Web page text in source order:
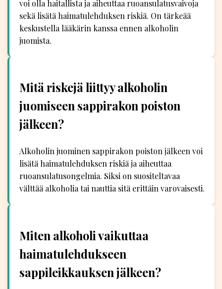
voi olla haitallista ja aiheuttaa ruoansulatusvaivoja
sekä lisätä haimatulehduksen riskiä. On tärkeää
keskustella lääkärin kanssa ennen alkoholin
juomista.
Mitä riskejä liittyy alkoholin
juomiseen sappirakon poiston
jälkeen?
Alkoholin juominen sappirakon poiston jälkeen voi
lisätä haimatulehduksen riskiä ja aiheuttaa
ruoansulatusongelmia. Siksi on suositeltavaa
välttää alkoholia tai nauttia sitä erittäin varovaisesti.
Miten alkoholi vaikuttaa
haimatulehdukseen
sappileikkauksen jälkeen?